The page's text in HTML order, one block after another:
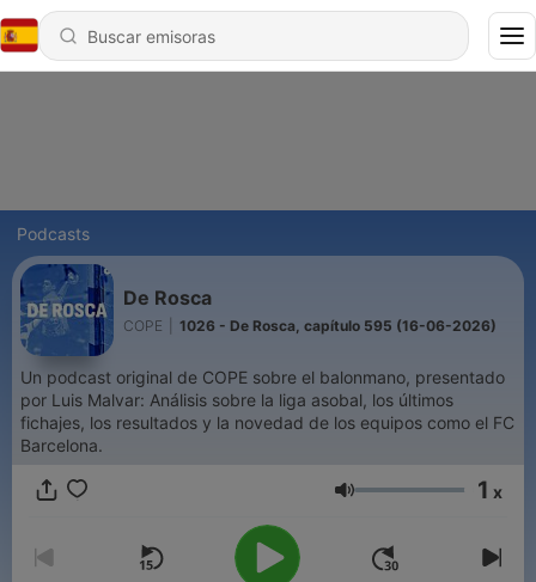
Podcasts
De Rosca
COPE 1026 - De Rosca, capítulo 595 (16-06-2026)
Un podcast original de COPE sobre el balonmano, presentado
por Luis Malvar: Análisis sobre la liga asobal, los últimos
fichajes, los resultados y la novedad de los equipos como el FC
Barcelona.
Volumen 1 x